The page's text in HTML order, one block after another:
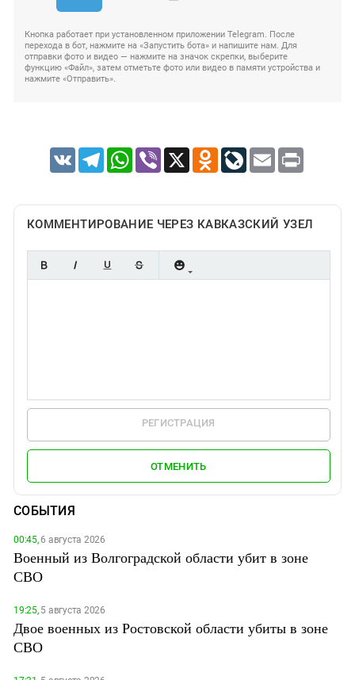
Кнопка работает при установленном приложении Telegram. После
перехода в бот, нажмите на «Запустить бота» и напишите нам. Для
отправки фото и видео — нажмите на значок скрепки, выберите
функцию «Файл», затем отметьте фото или видео в памяти устройства и
нажмите «Отправить».
VK TelegramWhatsApp
Viber X Odnoklassniki
LiveJournal
Email Print
КОММЕНТИРОВАНИЕ ЧЕРЕЗ КАВКАЗСКИЙ УЗЕЛ
РЕГИСТРАЦИЯ
ОТМЕНИТЬ
СОБЫТИЯ
00:45,6 августа 2026
Военный из Волгоградской области убит в зоне
СВО
19:25,5 августа 2026
Двое военных из Ростовской области убиты в зоне
СВО